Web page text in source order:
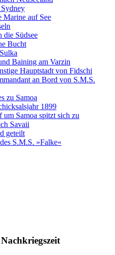
Marine auf See
die Südsee
Bucht
Baining am Varzin
Hauptstadt von Fidschi
an Bord von S.M.S.
zu Samoa
1899
Samoa spitzt sich zu
Savaii
geteilt
S.M.S. »Falke«